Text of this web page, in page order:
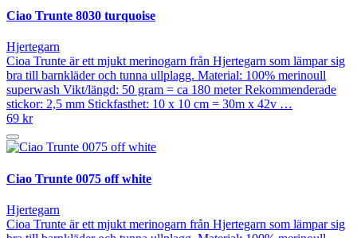
Ciao Trunte 8030 turquoise
Hjertegarn
Cioa Trunte är ett mjukt merinogarn från Hjertegarn som lämpar sig
bra till barnkläder och tunna ullplagg. Material: 100% merinoull
superwash Vikt/längd: 50 gram = ca 180 meter Rekommenderade
stickor: 2,5 mm Stickfasthet: 10 x 10 cm = 30m x 42v …
69 kr
Ciao Trunte 0075 off white
Hjertegarn
Cioa Trunte är ett mjukt merinogarn från Hjertegarn som lämpar sig